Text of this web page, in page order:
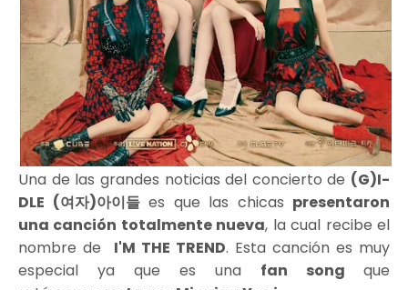
Una de las grandes noticias del concierto de (G)I-
DLE (여자)아이들es que las chicas presentaron
una canción totalmente nueva, la cual recibe el
nombre de I'M THE TREND. Esta canción es muy
especial ya que es una fan song que